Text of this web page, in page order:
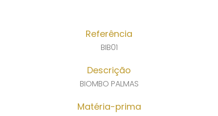
Referência
BIB01
Descrição
BIOMBO PALMAS
Matéria-prima